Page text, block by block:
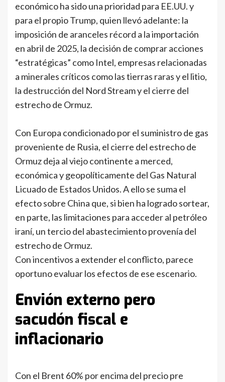
económico ha sido una prioridad para EE.UU. y
para el propio Trump, quien llevó adelante: la
imposición de aranceles récord a la importación
en abril de 2025, la decisión de comprar acciones
“estratégicas” como Intel, empresas relacionadas
a minerales críticos como las tierras raras y el litio,
la destrucción del Nord Stream y el cierre del
estrecho de Ormuz.
Con Europa condicionado por el suministro de gas
proveniente de Rusia, el cierre del estrecho de
Ormuz deja al viejo continente a merced,
económica y geopolíticamente del Gas Natural
Licuado de Estados Unidos. A ello se suma el
efecto sobre China que, si bien ha logrado sortear,
en parte, las limitaciones para acceder al petróleo
iraní, un tercio del abastecimiento provenía del
estrecho de Ormuz.
Con incentivos a extender el conflicto, parece
oportuno evaluar los efectos de ese escenario.
Envión externo pero
sacudón fiscal e
inflacionario
Con el Brent 60% por encima del precio pre